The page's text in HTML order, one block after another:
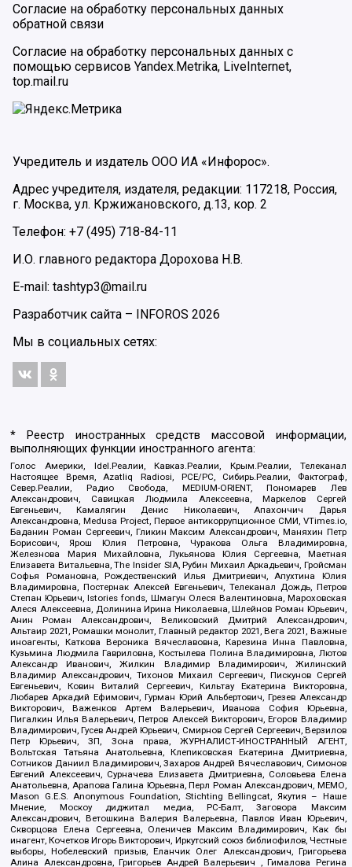
Согласие на обработку персональных данных
обратной связи
Согласие на обработку персональных данных с
помощью сервисов Yandex.Metrika, LiveInternet,
top.mail.ru
Учредитель и издатель ООО ИА «Инфорос».
Адрес учредителя, издателя, редакции: 117218, Россия,
г. Москва, ул. Кржижановского, д.13, кор. 2
Телефон: +7 (495) 718-84-11
И.О. главного редактора Дорохова Н.В.
E-mail: tashtyp3@mail.ru
Разработчик сайта – INFOROS 2026
Мы в социальных сетях:
* Реестр иностранных средств массовой информации,
выполняющих функции иностранного агента:
Голос Америки, Idel.Реалии, Кавказ.Реалии, Крым.Реалии, Телеканал
Настоящее Время, Azatliq Radiosi, PCE/PC, Сибирь.Реалии, Фактограф,
Север.Реалии, Радио Свобода, MEDIUM-ORIENT, Пономарев Лев
Александрович, Савицкая Людмила Алексеевна, Маркелов Сергей
Евгеньевич, Камалягин Денис Николаевич, Апахончич Дарья
Александровна, Medusa Project, Первое антикоррупционное СМИ, VTimes.io,
Баданин Роман Сергеевич, Гликин Максим Александрович, Маняхин Петр
Борисович, Ярош Юлия Петровна, Чуракова Ольга Владимировна,
Железнова Мария Михайловна, Лукьянова Юлия Сергеевна, Маетная
Елизавета Витальевна, The Insider SIA, Рубин Михаил Аркадьевич, Гройсман
Софья Романовна, Рождественский Илья Дмитриевич, Апухтина Юлия
Владимировна, Постернак Алексей Евгеньевич, Телеканал Дождь, Петров
Степан Юрьевич, Istories fonds, Шмагун Олеся Валентиновна, Мароховская
Алеся Алексеевна, Долинина Ирина Николаевна, Шлейнов Роман Юрьевич,
Анин Роман Александрович, Великовский Дмитрий Александрович,
Альтаир 2021, Ромашки монолит, Главный редактор 2021, Вега 2021, Важные
иноагенты, Каткова Вероника Вячеславовна, Карезина Инна Павловна,
Кузьмина Людмила Гавриловна, Костылева Полина Владимировна, Лютов
Александр Иванович, Жилкин Владимир Владимирович, Жилинский
Владимир Александрович, Тихонов Михаил Сергеевич, Пискунов Сергей
Евгеньевич, Ковин Виталий Сергеевич, Кильтау Екатерина Викторовна,
Любарев Аркадий Ефимович, Гурман Юрий Альбертович, Грезев Александр
Викторович, Важенков Артем Валерьевич, Иванова София Юрьевна,
Пигалкин Илья Валерьевич, Петров Алексей Викторович, Егоров Владимир
Владимирович, Гусев Андрей Юрьевич, Смирнов Сергей Сергеевич, Верзилов
Петр Юрьевич, ЗП, Зона права, ЖУРНАЛИСТ-ИНОСТРАННЫЙ АГЕНТ,
Вольтская Татьяна Анатольевна, Клепиковская Екатерина Дмитриевна,
Сотников Даниил Владимирович, Захаров Андрей Вячеславович, Симонов
Евгений Алексеевич, Сурначева Елизавета Дмитриевна, Соловьева Елена
Анатольевна, Арапова Галина Юрьевна, Перл Роман Александрович, МЕМО,
Mason G.E.S. Anonymous Foundation, Stichting Bellingcat, Якутия – Наше
Мнение, Москоу диджитал медиа, РС-Балт, Заговора Максим
Александрович, Ветошкина Валерия Валерьевна, Павлов Иван Юрьевич,
Скворцова Елена Сергеевна, Оленичев Максим Владимирович, Как бы
инагент, Кочетков Игорь Викторович, Иркутский союз библиофилов, Честные
выборы, Нобелевский призыв, Еланчик Олег Александрович, Григорьева
Алина Александровна, Григорьев Андрей Валерьевич , Гималова Регина